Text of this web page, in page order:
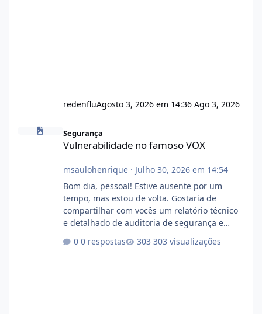
redenfluAgosto 3, 2026 em 14:36 Ago 3, 2026
Vulnerabilidade no famoso VOX
Segurança
Vulnerabilidade no famoso VOX
msaulohenrique· Julho 30, 2026 em 14:54
Bom dia, pessoal! Estive ausente por um
tempo, mas estou de volta. Gostaria de
compartilhar com vocês um relatório técnico
e detalhado de auditoria de segurança e
atualmente em circulação e comercialização
0 respostas 303 visualizações